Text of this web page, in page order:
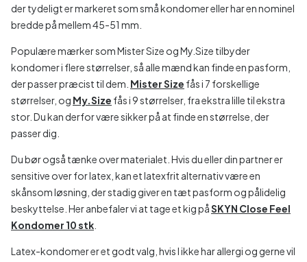
der tydeligt er markeret som små kondomer eller har en nominel
bredde på mellem 45-51 mm.
Populære mærker som Mister Size og My.Size tilbyder
kondomer i flere størrelser, så alle mænd kan finde en pasform,
der passer præcist til dem. Mister Size fås i 7 forskellige
størrelser, og My.Size fås i 9 størrelser, fra ekstra lille til ekstra
stor. Du kan derfor være sikker på at finde en størrelse, der
passer dig.
Du bør også tænke over materialet. Hvis du eller din partner er
sensitive over for latex, kan et latexfrit alternativ være en
skånsom løsning, der stadig giver en tæt pasform og pålidelig
beskyttelse. Her anbefaler vi at tage et kig påSKYN Close Feel
Kondomer 10 stk
Latex-kondomer er et godt valg, hvis I ikke har allergi og gerne vil